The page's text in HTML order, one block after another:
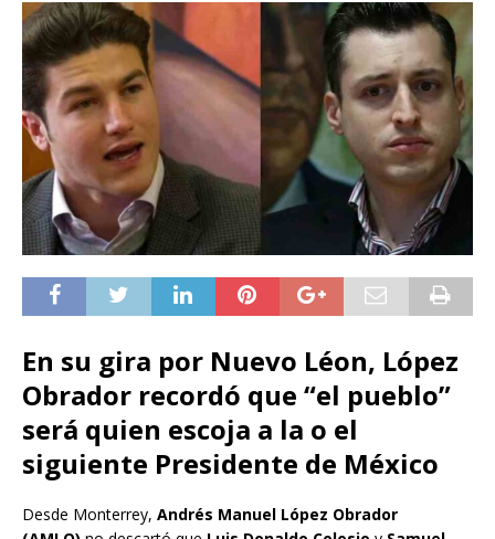
En su gira por Nuevo Léon, López
Obrador recordó que “el pueblo”
será quien escoja a la o el
siguiente Presidente de México
Desde Monterrey, Andrés Manuel López Obrador